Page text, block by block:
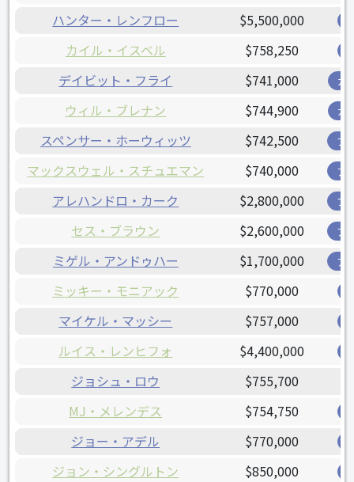
ハンター・レンフロー $5,500,000
カイル・イスベル $758,250
デイビット・フライ $741,000 ガ
ウィル・ブレナン $744,900 ガ
スペンサー・ホーウィッツ $742,500 ブ
マックスウェル・スチュエマン $740,000 ア
アレハンドロ・カーク $2,800,000 ブ
セス・ブラウン $2,600,000 ア
ミゲル・アンドゥハー $1,700,000 ア
ミッキー・モニアック $770,000
マイケル・マッシー $757,000
ルイス・レンヒフォ $4,400,000
ジョシュ・ロウ
$755,700
MJ・メレンデス
$754,750
ジョー・アデル $770,000
ジョン・シングルトン $850,000